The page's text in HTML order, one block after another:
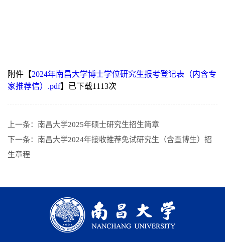
附件【2024年南昌大学博士学位研究生报考登记表（内含专
家推荐信）.pdf】已下载1113次
上一条： 南昌大学2025年硕士研究生招生简章
下一条： 南昌大学2024年接收推荐免试研究生（含直博生）招
生章程